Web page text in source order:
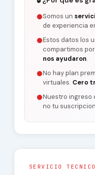
●Somos un
de experiencia
●Estos datos los
compartimos
nos ayudaron.
●No hay plan
virtuales. Cero
●Nuestro ingreso
no tu
SERVICIO